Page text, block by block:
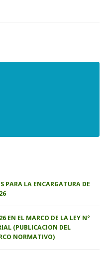
PARA LA ENCARGATURA DE
EN EL MARCO DE LA LEY N°
(PUBLICACION DEL
NORMATIVO)